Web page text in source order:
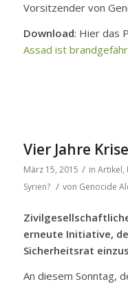
Vorsitzender von
Download: Hier das
Assad ist
Vier Jahre
März 15, 2015 / in Artikel,
Syrien? / von Genocide
erneute Initiative,
Sicherheitsrat
An diesem Sonntag,